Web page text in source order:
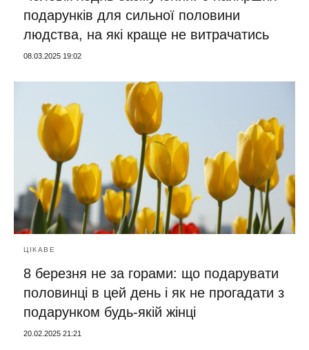
подарунків для сильної половини
людства, на які краще не витрачатись
08.03.2025 19:02
ЦІКАВЕ
8 березня не за горами: що подарувати
половинці в цей день і як не прогадати з
подарунком будь-якій жінці
20.02.2025 21:21